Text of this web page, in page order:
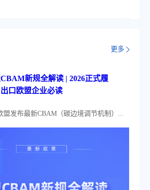
更多
CBAM新规全解读 | 2026正式履
口欧盟企业必读
盟发布最新CBAM（碳边境调节机制）...